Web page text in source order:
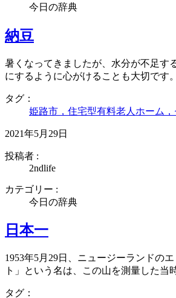
今日の辞典
納豆
暑くなってきましたが、水分が不足す
にするように心がけることも大切です
タグ：
姫路市，住宅型有料老人ホーム
2021年5月29日
投稿者 :
2ndlife
カテゴリー :
今日の辞典
日本一
1953年5月29日、ニュージーランドの
ト」という名は、この山を測量した当
タグ：